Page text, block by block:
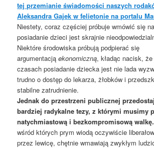
tej przemianie świadomości naszych
Aleksandra Gajek w felietonie na portalu
Niestety, coraz częściej próbuje wmówić się
posiadanie dzieci jest skrajnie
Niektóre środowiska próbują podpierać się
argumentacjąekonomiczną, kładąc nacisk,
czasach posiadanie dziecka jest nie lada
trudno o dostęp do lekarza, żłobków i
stabilne zatrudnienie.
Jednak do przestrzeni publicznej
bardziej radykalne tezy, z którymi musimy
natychmiastową i bezkompromisową walkę.
wśród których prym wiodą oczywiście
przez lewicę, chętnie wmawiają zwykłym